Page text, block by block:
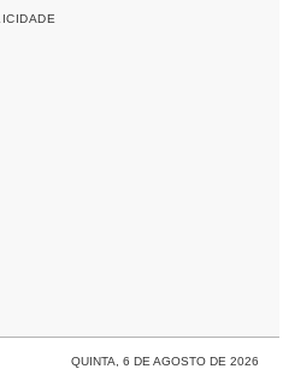
QUINTA, 6 DE AGOSTO DE 2026